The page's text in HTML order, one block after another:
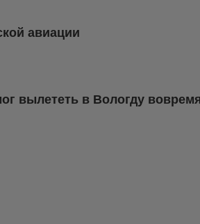
авиации
вылететь в Вологду